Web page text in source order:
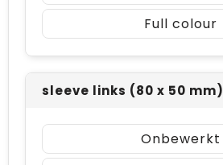
Full colour
sleeve links (80 x 50 mm)
Onbewerkt